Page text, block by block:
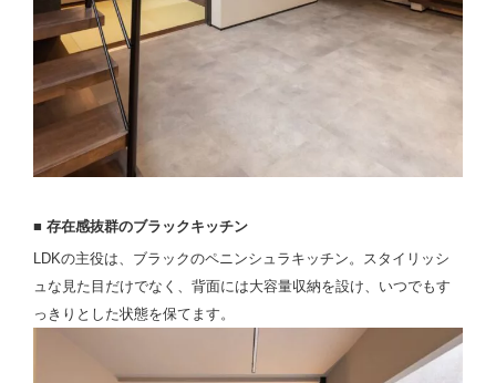
■ 存在感抜群のブラックキッチン
LDKの主役は、ブラックのペニンシュラキッチン。スタイリッシ
ュな見た目だけでなく、背面には大容量収納を設け、いつでもす
っきりとした状態を保てます。